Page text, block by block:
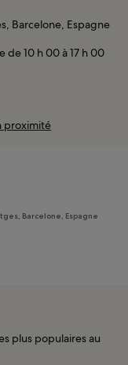
Barcelone, Espagne
de 10 h 00 à 17 h 00
proximité
Barcelone, Espagne
plus populaires au